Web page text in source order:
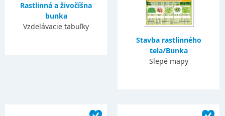
Rastlinná a živočíšna
bunka
Vzdelávacie tabuľky
Stavba rastlinného
tela/Bunka
Slepé mapy